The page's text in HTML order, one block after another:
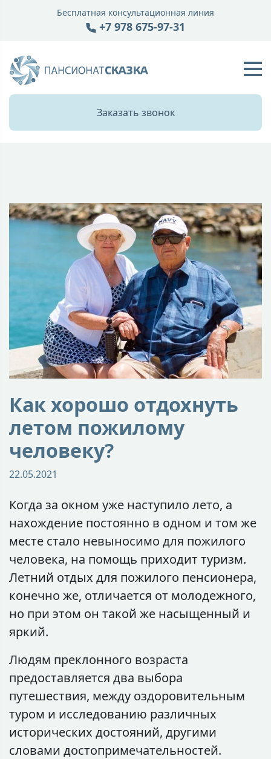
Бесплатная консультационная линия
+7 978 675-97-31
Заказать звонок
Как хорошо отдохнуть
летом пожилому
человеку?
22.05.2021
Когда за окном уже наступило лето, а
нахождение постоянно в одном и том же
месте стало невыносимо для пожилого
человека, на помощь приходит туризм.
Летний отдых для пожилого пенсионера,
конечно же, отличается от молодежного,
но при этом он такой же насыщенный и
яркий.
Людям преклонного возраста
предоставляется два выбора
путешествия, между оздоровительным
туром и исследованию различных
исторических достояний, другими
словами достопримечательностей.